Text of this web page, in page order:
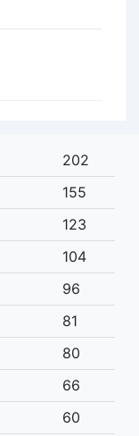
202
155
123
104
96
81
80
66
60